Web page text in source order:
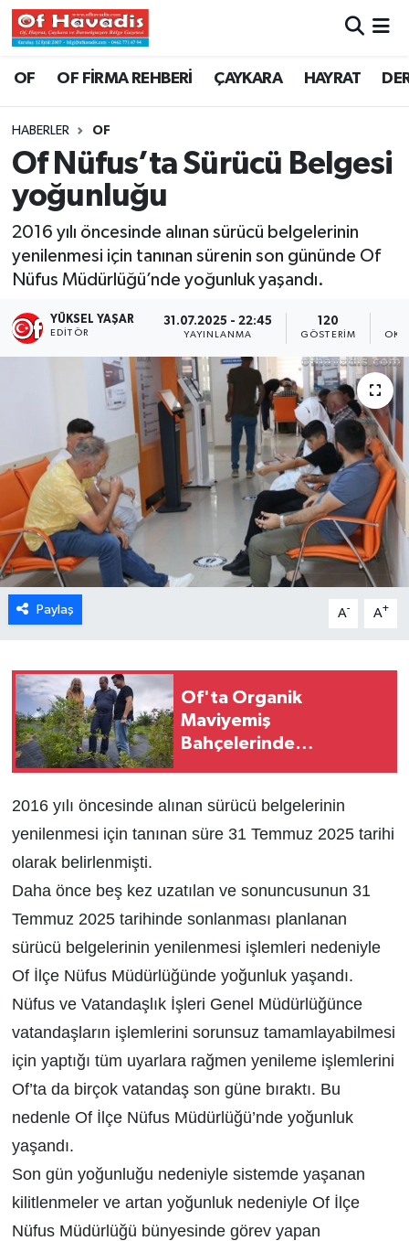
OF OF FİRMA REHBERİ ÇAYKARA HAYRAT
HABERLER OF
Of Nüfus’ta Sürücü Belgesi
yoğunluğu
2016 yılı öncesinde alınan sürücü belgelerinin
yenilenmesi için tanınan sürenin son gününde Of
Nüfus Müdürlüğü’nde yoğunluk yaşandı.
YÜKSEL YAŞAR
EDITÖR
31.07.2025 - 22:45
YAYINLANMA
120
GÖSTERIM
Paylaş A- A+
Of'ta Organik
Maviyemiş
Bahçelerinde
2016 yılı öncesinde alınan sürücü belgelerinin
yenilenmesi için tanınan süre 31 Temmuz 2025 tarihi
olarak belirlenmişti.
Daha önce beş kez uzatılan ve sonuncusunun 31
Temmuz 2025 tarihinde sonlanması planlanan
sürücü belgelerinin yenilenmesi işlemleri nedeniyle
Of İlçe Nüfus Müdürlüğünde yoğunluk yaşandı.
Nüfus ve Vatandaşlık İşleri Genel Müdürlüğünce
vatandaşların işlemlerini sorunsuz tamamlayabilmesi
için yaptığı tüm uyarlara rağmen yenileme işlemlerini
Of’ta da birçok vatandaş son güne bıraktı. Bu
nedenle Of İlçe Nüfus Müdürlüğü’nde yoğunluk
yaşandı.
Son gün yoğunluğu nedeniyle sistemde yaşanan
kilitlenmeler ve artan yoğunluk nedeniyle Of İlçe
Nüfus Müdürlüğü bünyesinde görev yapan
Trabzon Nöbetçi Eczaneler
Trabzon Namaz Vakitleri
Trabzon Trafik Yoğunluk Haritası
Süper Lig Puan Durumu ve Fikstür
Haber Arşivi